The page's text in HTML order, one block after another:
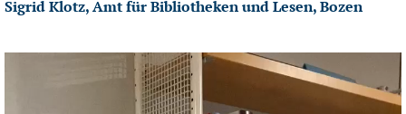
Sigrid Klotz, Amt für Bibliotheken und Lesen, Bozen